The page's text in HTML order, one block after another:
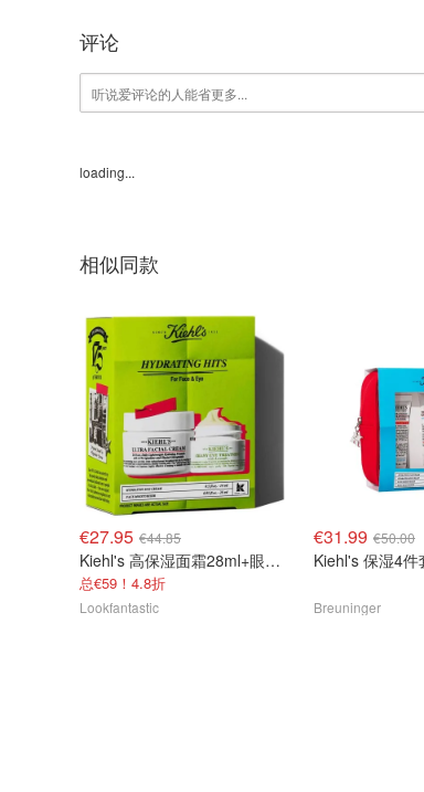
评论
loading...
相似同款
€27.95 €44.85
Kiehl's 高保湿面霜28ml+眼霜14ml
总€59！4.8折
Lookfantastic
€31.99 €50.00
Kiehl's 保湿4件
Breuninger